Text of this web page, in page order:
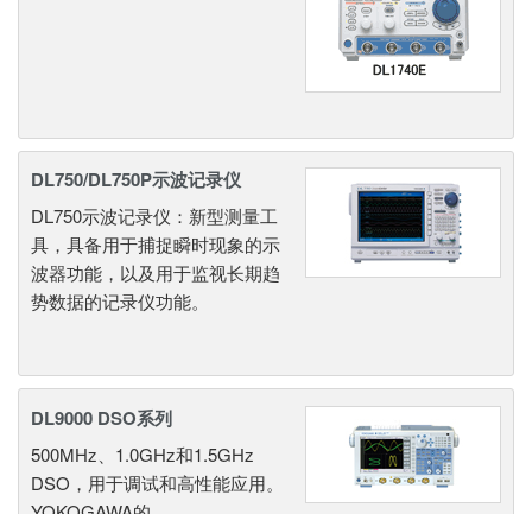
DL750/DL750P示波记录仪
DL750示波记录仪：新型测量工
具，具备用于捕捉瞬时现象的示
波器功能，以及用于监视长期趋
势数据的记录仪功能。
DL9000 DSO系列
500MHz、1.0GHz和1.5GHz
DSO，用于调试和高性能应用。